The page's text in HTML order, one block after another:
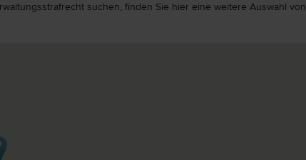
suchen, finden Sie hier eine weitere Auswahl von